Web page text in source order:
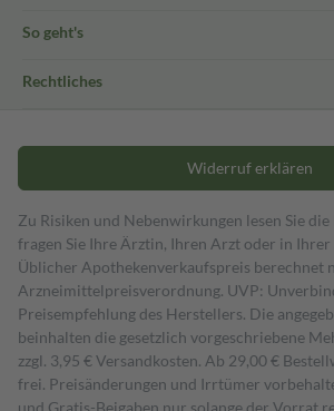
So geht's
Rechtliches
Widerruf erklären
Zu Risiken und Nebenwirkungen lesen Sie
fragen Sie Ihre Ärztin, Ihren Arzt oder in Ihrer
Üblicher Apothekenverkaufspreis berechnet
Arzneimittelpreisverordnung. UVP:
Preisempfehlung des Herstellers. Die
beinhalten die gesetzlich vorgeschriebene
zzgl. 3,95 € Versandkosten. Ab 29,00 €
frei. Preisänderungen und Irrtümer
und Gratis-Beigaben nur solange der Vorrat